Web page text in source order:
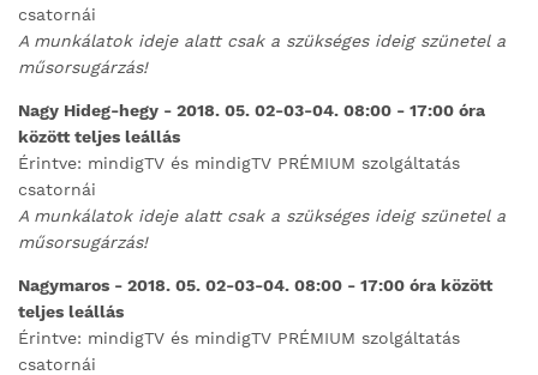
csatornái
A munkálatok ideje alatt csak a szükséges ideig szünetel a
műsorsugárzás!
Nagy Hideg-hegy - 2018. 05. 02-03-04. 08:00 - 17:00 óra
között teljes leállás
Érintve: mindigTV és mindigTV PRÉMIUM szolgáltatás
csatornái
A munkálatok ideje alatt csak a szükséges ideig szünetel a
műsorsugárzás!
Nagymaros - 2018. 05. 02-03-04. 08:00 - 17:00 óra között
teljes leállás
Érintve: mindigTV és mindigTV PRÉMIUM szolgáltatás
csatornái